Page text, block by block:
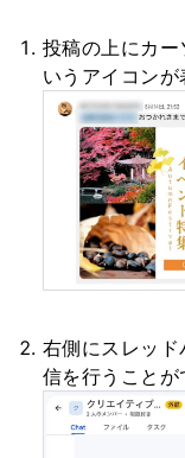
投稿の上にカ
いうアイコンが
右側にスレッ
信を行うことが